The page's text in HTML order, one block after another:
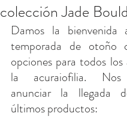
colección Jade
Damos la bienvenida
temporada de otoño
opciones para todos
la acuraiofilia. Nos
anunciar la llegada
últimos productos: